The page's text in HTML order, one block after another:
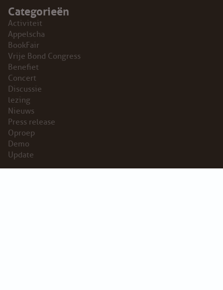
Categorieën
Activiteit
Appelscha
BookFair
Vrije Bond Congress
Benefiet
Concert
Discussie
lezing
Nieuws
Press release
Oproep
Demo
Update